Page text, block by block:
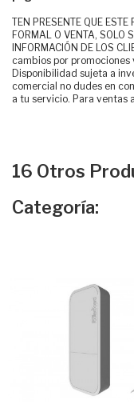
TEN PRESENTE QUE ESTE
FORMAL O VENTA, SOLO
INFORMACIÓN DE LOS
cambios por
Disponibilidad sujeta a
comercial no dudes en
a tu servicio. Para ventas
16 Otros
Categoría: